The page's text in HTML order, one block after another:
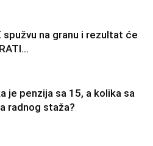
spužvu na granu i rezultat će
je penzija sa 15, a kolika sa
radnog staža?